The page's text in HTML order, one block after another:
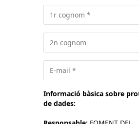
Informació bàsica sobre
de dades: